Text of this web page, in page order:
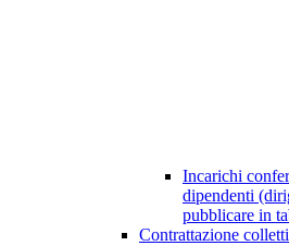
Incarichi
dipendenti
pubblicare in
Contrattazione